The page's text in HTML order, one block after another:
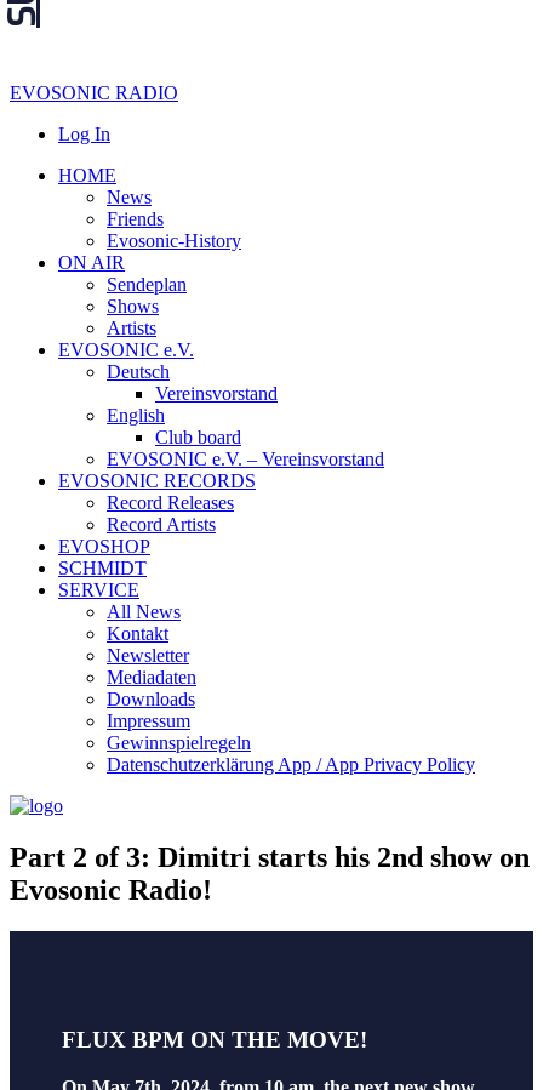
EVOSONIC RADIO
Log In
HOME
News
Friends
Evosonic-History
ON AIR
Sendeplan
Shows
Artists
EVOSONIC e.V.
Deutsch
Vereinsvorstand
English
Club board
EVOSONIC e.V. ‒ Vereinsvorstand
EVOSONIC RECORDS
Record Releases
Record Artists
EVOSHOP
SCHMIDT
SERVICE
All News
Kontakt
Newsletter
Mediadaten
Downloads
Impressum
Gewinnspielregeln
Datenschutzerklärung App / App Privacy Policy
Part 2 of 3: Dimitri starts his 2nd show on
Evosonic Radio!
FLUX BPM ON THE MOVE!